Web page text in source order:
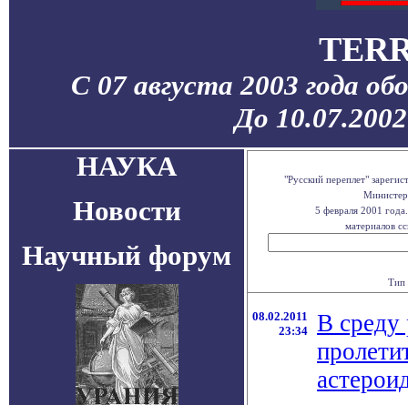
С 07 августа 2003 года
До
НАУКА
Новости
Научный форум
"Русский переплет"
5 февраля 2001
материалов
Тип
08.02.2011
23:34
В среду